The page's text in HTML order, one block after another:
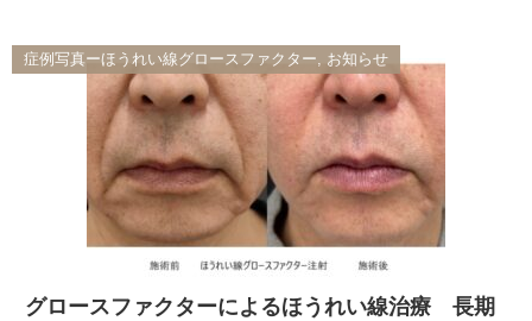
症例写真ーほうれい線グロースファクター, お知らせ
グロースファクターによるほうれい線治療 長期